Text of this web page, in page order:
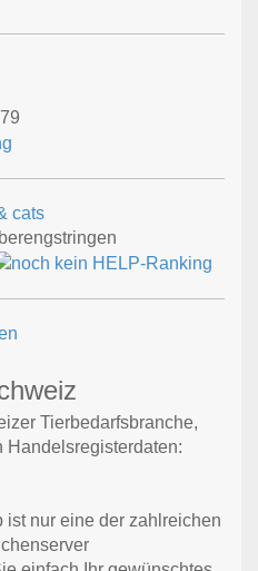
cats
Tierbedarfsbranche,
Handelsregisterdaten:
nur eine der zahlreichen